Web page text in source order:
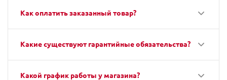
Как оплатить заказанный товар?
Какие существуют гарантийные обязательства?
Какой график работы у магазина?